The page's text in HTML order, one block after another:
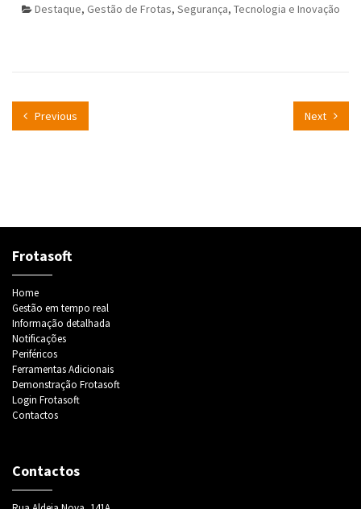
Destaque, Gestão de Frotas, Segurança, Tecnologia e Inovação
Previous Next
Frotasoft
Home
Gestão em tempo real
Informação detalhada
Notificações
Periféricos
Ferramentas Adicionais
Demonstração Frotasoft
Login Frotasoft
Contactos
Contactos